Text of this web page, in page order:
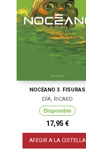
NOCEANO 3. FISURAS
EFA, RICARD
Disponible
17,95 €
AFEGIR A LA CISTELLA